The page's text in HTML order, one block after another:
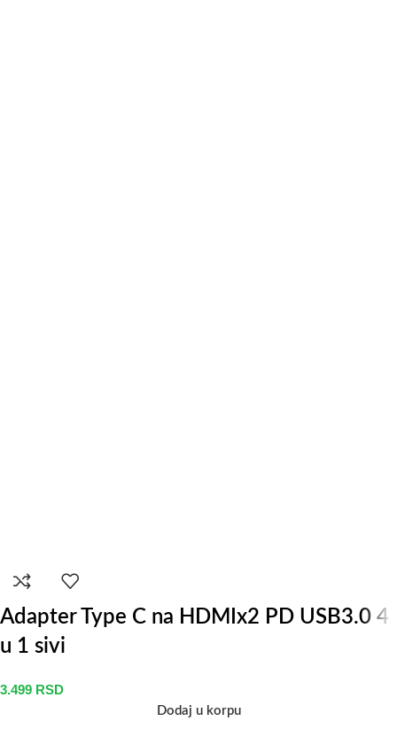
Adapter Type C na HDMIx2 PD USB3.0 4
u 1 sivi
3.499 RSD
Dodaj u korpu